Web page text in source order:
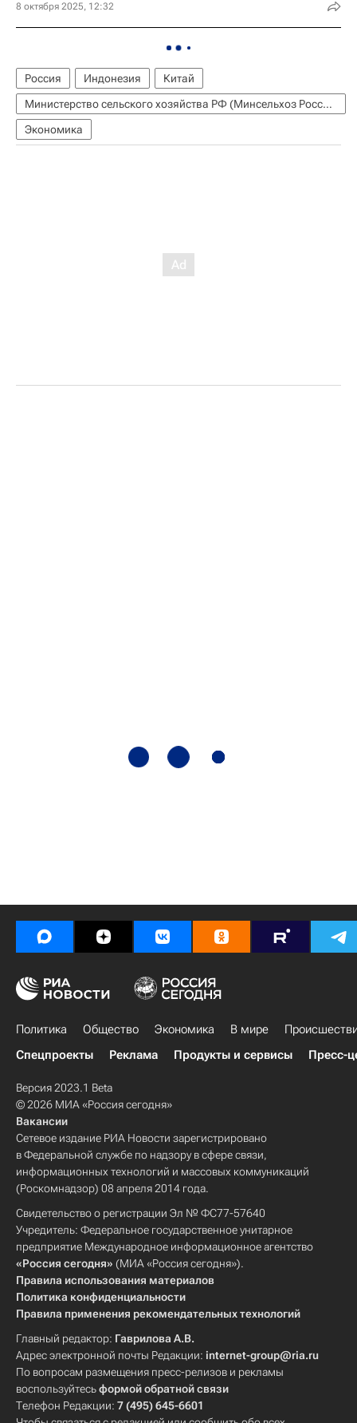
8 октября 2025, 12:32
Россия Индонезия
Китай
Министерство сельского хозяйства РФ (Минсельхоз России)
Экономика
Политика Общество Экономика В мире
Спецпроекты
Реклама Продукты и сервисы Пресс-
Версия 2023.1 Beta
© 2026 МИА «Россия сегодня»
Вакансии
Сетевое издание РИА Новости зарегистрировано
в Федеральной службе по надзору в сфере связи,
информационных технологий и массовых коммуникаций
(Роскомнадзор) 08 апреля 2014 года.
Свидетельство о регистрации Эл № ФС77-57640
Учредитель: Федеральное государственное унитарное
предприятие Международное информационное агентство
«Россия сегодня» (МИА «Россия сегодня»).
Правила использования материалов
Политика конфиденциальности
Правила применения рекомендательных технологий
Главный редактор: Гаврилова А.В.
Адрес электронной почты Редакции: internet-group@ria.ru
По вопросам размещения пресс-релизов и рекламы
воспользуйтесьформой обратной связи
Телефон Редакции: 7 (495) 645-6601